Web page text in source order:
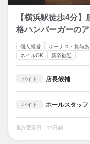
【横浜駅徒歩4分
格ハンバーガーの
個人経営 ボーナス・賞与あ
ネイルOK
新卒歓迎
バイト 店長候補
バイト ホールスタッフ
最終更新日：11日前